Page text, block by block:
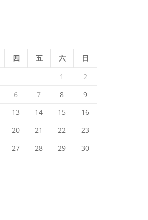
四 五 六
日
1
2
6 7 8
9
13 14 15
16
20 21 22
23
27 28 29
30